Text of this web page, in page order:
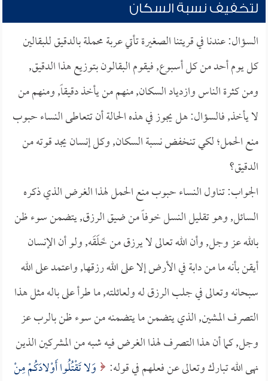
لتخفيف نسبة السكان
السؤال: عندنا في قريتنا الصغيرة تأتي عربة محملة بالدقيق للبقالين
كل يوم أحد من كل أسبوع, فيقوم البقالون بتوزيع هذا الدقيق,
ومن كثرة الناس وازدياد السكان, منهم من يأخذ دقيقاً, ومنهم من
لا يأخذ, فالسؤال: هل يجوز في هذه الحالة أن تتعاطى النساء حبوب
منع الحمل؛ لكي تنخفض نسبة السكان, وكل إنسان يجد قوته من
الدقيق؟
الجواب: تناول النساء حبوب منع الحمل لهذا الغرض الذي ذكره
السائل, وهو تقليل النسل خوفاً من ضيق الرزق, يتضمن سوء ظن
بالله عز وجل, وأن الله تعالى لا يرزق من خَلَقَه, ولو أن الإنسان
أيقن بأنه ما من دابة في الأرض إلا على الله رزقها, واعتمد على الله
سبحانه وتعالى في جلب الرزق له ولعائلته, ما طرأ على باله مثل هذا
التصرف المشين, الذي يتضمن ما يتضمنه من سوء ظن بالرب عز
وجل, كما أن هذا التصرف لهذا الغرض فيه شبه من المشركين الذين
نهى الله تبارك وتعالى عن فعلهم في قوله:
وَلا تَقْتُلُوا أَوْلادَكُمْ مِنْ